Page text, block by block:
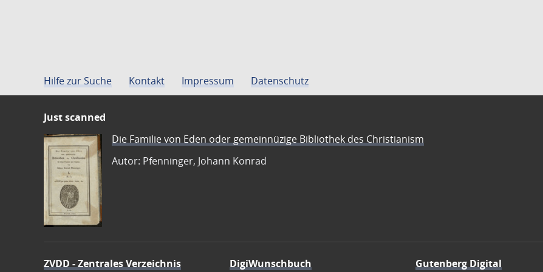
Hilfe zur Suche Kontakt Impressum Datenschutz
Just scanned
Die Familie von Eden oder gemeinnüzige Bibliothek des Christianism
Autor: Pfenninger, Johann Konrad
ZVDD - Zentrales Verzeichnis
DigiWunschbuch Gutenberg Digital